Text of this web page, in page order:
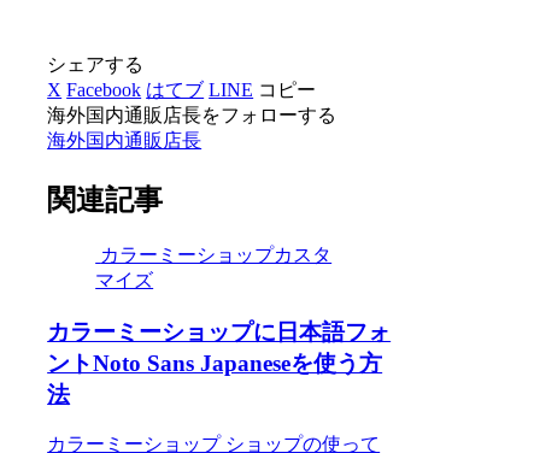
シェアする
X Facebook はてブ LINE コピー
海外国内通販店長をフォローする
海外国内通販店長
関連記事
カラーミーショップカスタ
マイズ
カラーミーショップに日本語フォ
ントNoto Sans Japaneseを使う方
法
カラーミーショップ ショップの使って